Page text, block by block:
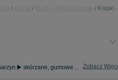
Klapki -
Szeroki wybór klapek damskich Garzyn ▶️ skórzane, gumowe, na platformie i letnie ✅ Nowe i używane w atrakcyjnych cenach ✌ Znajdź oferty na OLX.pl! Zobacz